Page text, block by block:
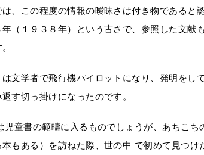
、この程度の情報の曖昧さは付き物であると
（１９３８年）という古さで、参照した文献
文学者で飛行機パイロットになり、発明をし
す切っ掛けになったのです。
児童書の範疇に入るものでしょうが、あちこ
もある）を訪ねた際、世の中 で初めて見つ